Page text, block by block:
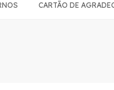
CARTÃO DE